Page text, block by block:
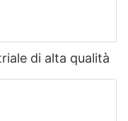
di alta qualità